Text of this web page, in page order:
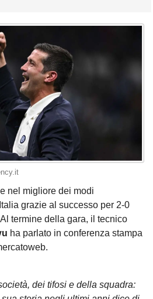
nel migliore dei modi
grazie al successo per 2-0
termine della gara, il tecnico
ha parlato in conferenza stampa
dei tifosi e della squadra: